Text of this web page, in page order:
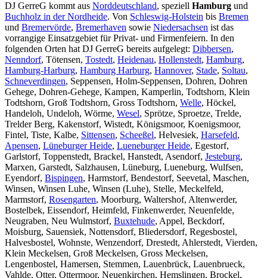
DJ GerreG kommt aus Norddeutschland, speziell Hamburg und
Buchholz in der Nordheide. Von Schleswig-Holstein bis Bremen
und Bremervörde, Bremerhaven sowie Niedersachsen ist das
vorrangige Einsatzgebiet für Privat- und Firmenfeiern. In den
folgenden Orten hat DJ GerreG bereits aufgelegt: Dibbersen,
Nenndorf, Tötensen, Tostedt, Heidenau, Hollenstedt, Hamburg,
Hamburg-Harburg, Hamburg Harburg, Hannover, Stade, Soltau,
Schneverdingen, Seppensen, Holm-Seppensen, Dohren, Dohren
Gehege, Dohren-Gehege, Kampen, Kamperlin, Todtshorn, Klein
Todtshorn, Groß Todtshorn, Gross Todtshorn, Welle, Höckel,
Handeloh, Undeloh, Wörme, Wesel, Sprötze, Sproetze, Trelde,
Trelder Berg, Kakenstorf, Wistedt, Königsmoor, Koenigsmoor,
Fintel, Tiste, Kalbe, Sittensen, Scheeßel, Helvesiek, Harsefeld,
Apensen, Lüneburger Heide, Lueneburger Heide, Egestorf,
Garlstorf, Toppenstedt, Brackel, Hanstedt, Asendorf, Jesteburg,
Marxen, Garstedt, Salzhausen, Lüneburg, Lueneburg, Wulfsen,
Eyendorf, Bispingen, Harmstorf, Bendestorf, Seevetal, Maschen,
Winsen, Winsen Luhe, Winsen (Luhe), Stelle, Meckelfeld,
Marmstorf, Rosengarten, Moorburg, Waltershof, Altenwerder,
Bostelbek, Eissendorf, Heimfeld, Finkenwerder, Neuenfelde,
Neugraben, Neu Wulmstorf, Buxtehude, Appel, Beckdorf,
Moisburg, Sauensiek, Nottensdorf, Bliedersdorf, Regesbostel,
Halvesbostel, Wohnste, Wenzendorf, Drestedt, Ahlerstedt, Vierden,
Klein Meckelsen, Groß Meckelsen, Gross Meckelsen,
Lengenbostel, Hamersen, Stemmen, Lauenbrück, Lauenbrueck,
Vahlde, Otter, Ottermoor, Neuenkirchen, Hemslingen, Brockel,